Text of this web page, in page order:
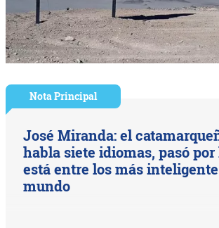
Nota Principal
José Miranda: el
habla siete idiomas, pasó por
está entre los más
mundo